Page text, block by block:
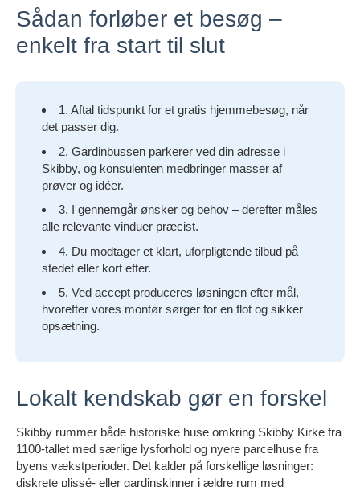
Sådan forløber et besøg –
enkelt fra start til slut
1. Aftal tidspunkt for et gratis hjemmebesøg, når
det passer dig.
2. Gardinbussen parkerer ved din adresse i
Skibby, og konsulenten medbringer masser af
prøver og idéer.
3. I gennemgår ønsker og behov – derefter måles
alle relevante vinduer præcist.
4. Du modtager et klart, uforpligtende tilbud på
stedet eller kort efter.
5. Ved accept produceres løsningen efter mål,
hvorefter vores montør sørger for en flot og sikker
opsætning.
Lokalt kendskab gør en forskel
Skibby rummer både historiske huse omkring Skibby Kirke fra
1100-tallet med særlige lysforhold og nyere parcelhuse fra
byens vækstperioder. Det kalder på forskellige løsninger:
diskrete plissé- eller gardinskinner i ældre rum med